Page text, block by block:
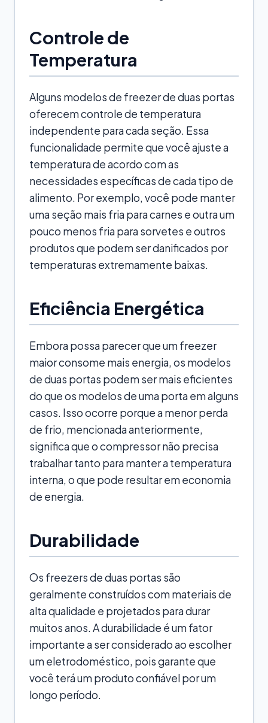
Controle de
Temperatura
Alguns modelos de freezer de duas portas
oferecem controle de temperatura
independente para cada seção. Essa
funcionalidade permite que você ajuste a
temperatura de acordo com as
necessidades específicas de cada tipo de
alimento. Por exemplo, você pode manter
uma seção mais fria para carnes e outra um
pouco menos fria para sorvetes e outros
produtos que podem ser danificados por
temperaturas extremamente baixas.
Eficiência Energética
Embora possa parecer que um freezer
maior consome mais energia, os modelos
de duas portas podem ser mais eficientes
do que os modelos de uma porta em alguns
casos. Isso ocorre porque a menor perda
de frio, mencionada anteriormente,
significa que o compressor não precisa
trabalhar tanto para manter a temperatura
interna, o que pode resultar em economia
de energia.
Durabilidade
Os freezers de duas portas são
geralmente construídos com materiais de
alta qualidade e projetados para durar
muitos anos. A durabilidade é um fator
importante a ser considerado ao escolher
um eletrodoméstico, pois garante que
você terá um produto confiável por um
longo período.